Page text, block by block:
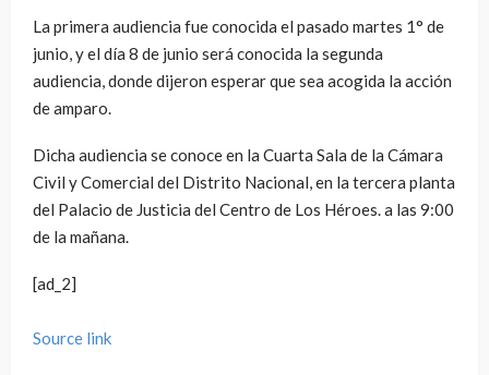
La primera audiencia fue conocida el pasado martes 1° de
junio, y el día 8 de junio será conocida la segunda
audiencia, donde dijeron esperar que sea acogida la acción
de amparo.
Dicha audiencia se conoce en la Cuarta Sala de la Cámara
Civil y Comercial del Distrito Nacional, en la tercera planta
del Palacio de Justicia del Centro de Los Héroes. a las 9:00
de la mañana.
[ad_2]
Source link